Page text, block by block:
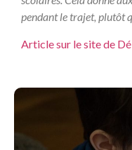
pendant le trajet, plutôt
Article sur le site de